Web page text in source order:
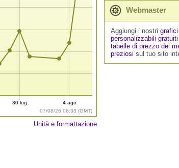
07/08/26 06:33 (GMT)
30 lug 4 ago
Unità e formattazione
Webmaster
Aggiungi i nostri grafici
personalizzabili gratuiti
tabelle di prezzo dei
preziosi sul tuo sito